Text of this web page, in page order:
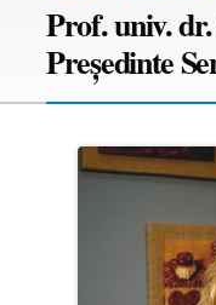
Prof. univ.
Preşedinte